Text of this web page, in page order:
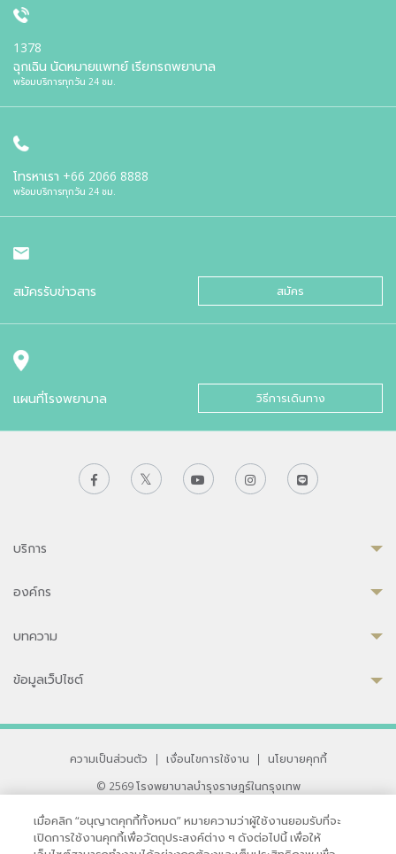
1378
ฉุกเฉิน นัดหมายแพทย์ เรียกรถพยาบาล
พร้อมบริการทุกวัน 24 ชม.
โทรหาเรา +66 2066 8888
พร้อมบริการทุกวัน 24 ชม.
สมัครรับข่าวสาร สมัคร
แผนที่โรงพยาบาล วิธีการเดินทาง
บริการ
องค์กร
บทความ
ข้อมูลเว็ปไซต์
ความเป็นส่วนตัว | เงื่อนไขการใช้งาน |
นโยบายคุกกี้
© 2569 โรงพยาบาลบำรุงราษฎร์ในกรุงเทพ
33 สุขุมวิท ซอย 3 เขตวัฒนา กรุงเทพ 10110 ประเทศไทย
หากท่านมีข้อคิดเห็นหรือปัญหาในการใช้เว็บไซต์ของเรา
เมื่อคลิก “อนุญาตคุกกี้ทั้งหมด” หมายความว่าผู้ใช้งานยอมรับที่จะ
เปิดการใช้งานคุกกี้เพื่อวัตถุประสงค์ต่าง ๆ ดังต่อไปนี้ เพื่อให้